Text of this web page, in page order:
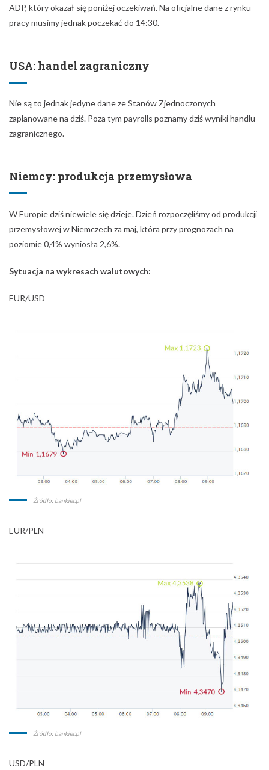
ADP, który okazał się poniżej oczekiwań. Na oficjalne dane z rynku
pracy musimy jednak poczekać do 14:30.
USA: handel zagraniczny
Nie są to jednak jedyne dane ze Stanów Zjednoczonych
zaplanowane na dziś. Poza tym payrolls poznamy dziś wyniki handlu
zagranicznego.
Niemcy: produkcja przemysłowa
W Europie dziś niewiele się dzieje. Dzień rozpoczęliśmy od produkcji
przemysłowej w Niemczech za maj, która przy prognozach na
poziomie 0,4% wyniosła 2,6%.
Sytuacja na wykresach walutowych:
EUR/USD
Źródło: bankier.pl
EUR/PLN
Źródło: bankier.pl
USD/PLN